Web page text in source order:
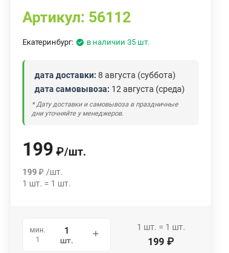
Артикул: 56112
Екатеринбург: в наличии 35 шт.
дата доставки: 8 августа (суббота)
дата самовывоза: 12 августа (среда)
* Дату доставки и самовывоза в праздничные
дни уточняйте у менеджеров.
199 ₽/шт.
199 ₽ /шт.
1 шт. = 1 шт.
мин.
1
шт.
1 шт. = 1 шт.
199 ₽